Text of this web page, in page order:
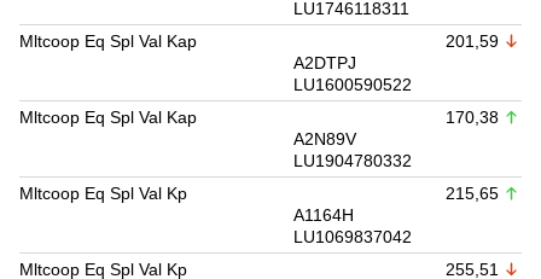
LU1746118311
Mltcoop Eq Spl Val Kap
A2DTPJ
LU1600590522
201,59
Mltcoop Eq Spl Val Kap
A2N89V
LU1904780332
170,38
Mltcoop Eq Spl Val Kp
A1164H
LU1069837042
215,65
Mltcoop Eq Spl Val Kp 255,51